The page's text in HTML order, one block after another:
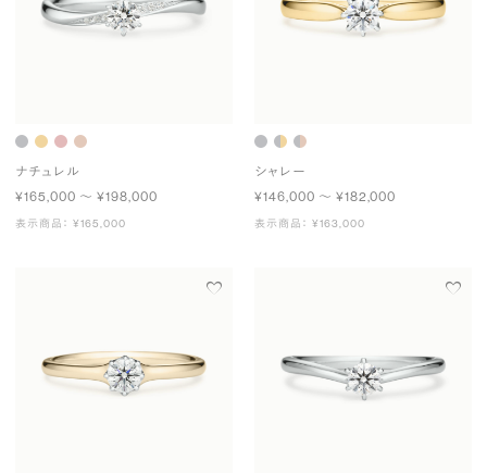
ナチュレル
¥165,000 〜 ¥198,000
表示商品： ¥165,000
シャレー
¥146,000 〜 ¥182,000
表示商品： ¥163,000